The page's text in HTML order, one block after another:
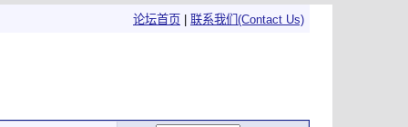
论坛首页 联系我们(Contact Us)